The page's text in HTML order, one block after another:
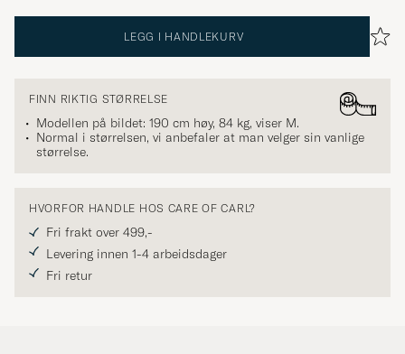
LEGG I HANDLEKURV
FINN RIKTIG STØRRELSE
Modellen på bildet: 190 cm høy, 84 kg, viser M.
Normal i størrelsen, vi anbefaler at man velger sin vanlige
størrelse.
HVORFOR HANDLE HOS CARE OF CARL?
Fri frakt over 499,-
Levering innen 1-4 arbeidsdager
Fri retur